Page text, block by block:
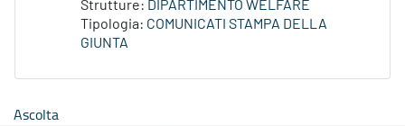
Strutture: DIPARTIMENTO WELFARE
Tipologia: COMUNICATI STAMPA DELLA
GIUNTA
Ascolta